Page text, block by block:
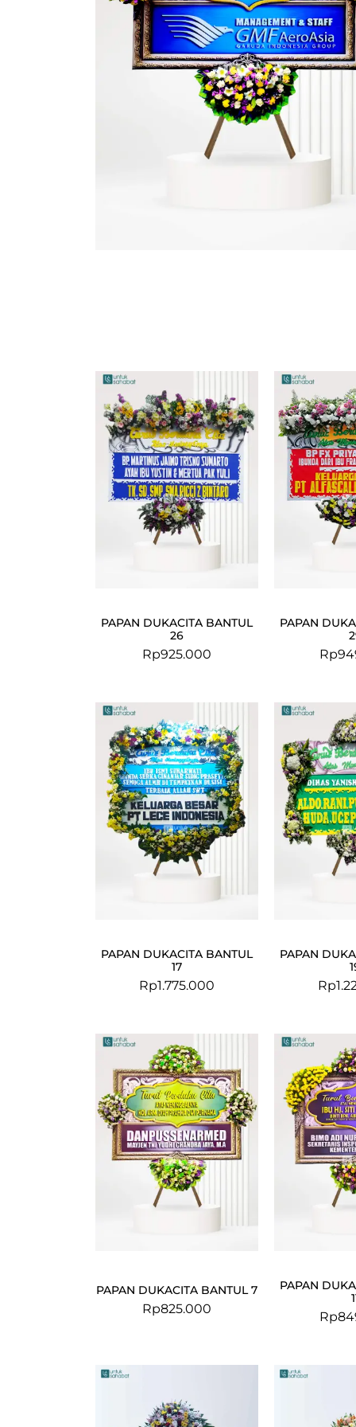
PAPAN DUKACITA BANTUL
26
Rp925.000
PAPAN
Rp
PAPAN DUKACITA BANTUL
17
Rp1.775.000
PAPAN
Rp
PAPAN DUKACITA BANTUL 7
Rp825.000
PAPAN
Rp